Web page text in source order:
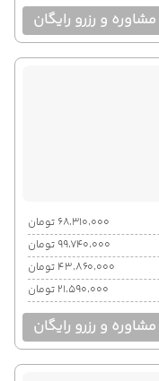
مشاوره و رزرو رایگان
۶۸٬۳۱۰٬۰۰۰ تومان
۹۹٬۷۴۰٬۰۰۰ تومان
۴۳٬۸۶۰٬۰۰۰ تومان
۲۱٬۵۹۰٬۰۰۰ تومان
مشاوره و رزرو رایگان